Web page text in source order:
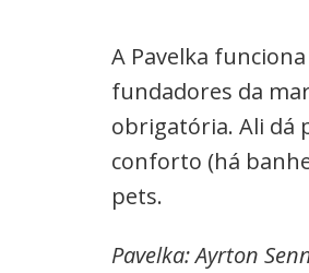
A Pavelka
fundadores da
obrigatória. Ali dá
conforto (há
pets.
Pavelka: Ayrton